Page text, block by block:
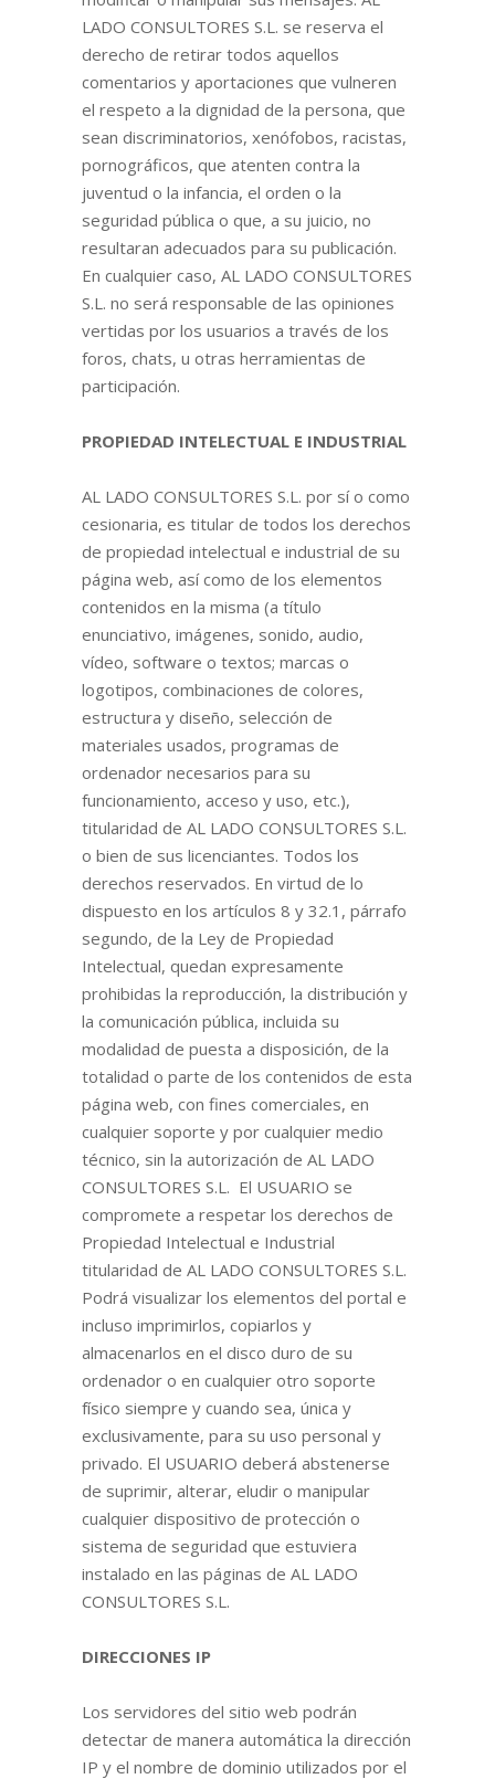
LADO CONSULTORES S.L. se reserva el
derecho de retirar todos aquellos
comentarios y aportaciones que vulneren
el respeto a la dignidad de la persona, que
sean discriminatorios, xenófobos, racistas,
pornográficos, que atenten contra la
juventud o la infancia, el orden o la
seguridad pública o que, a su juicio, no
resultaran adecuados para su publicación.
En cualquier caso, AL LADO CONSULTORES
S.L. no será responsable de las opiniones
vertidas por los usuarios a través de los
foros, chats, u otras herramientas de
participación.
PROPIEDAD INTELECTUAL E INDUSTRIAL
AL LADO CONSULTORES S.L. por sí o como
cesionaria, es titular de todos los derechos
de propiedad intelectual e industrial de su
página web, así como de los elementos
contenidos en la misma (a título
enunciativo, imágenes, sonido, audio,
vídeo, software o textos; marcas o
logotipos, combinaciones de colores,
estructura y diseño, selección de
materiales usados, programas de
ordenador necesarios para su
funcionamiento, acceso y uso, etc.),
titularidad de AL LADO CONSULTORES S.L.
o bien de sus licenciantes. Todos los
derechos reservados. En virtud de lo
dispuesto en los artículos 8 y 32.1, párrafo
segundo, de la Ley de Propiedad
Intelectual, quedan expresamente
prohibidas la reproducción, la distribución y
la comunicación pública, incluida su
modalidad de puesta a disposición, de la
totalidad o parte de los contenidos de esta
página web, con fines comerciales, en
cualquier soporte y por cualquier medio
técnico, sin la autorización de AL LADO
CONSULTORES S.L. El USUARIO se
compromete a respetar los derechos de
Propiedad Intelectual e Industrial
titularidad de AL LADO CONSULTORES S.L.
Podrá visualizar los elementos del portal e
incluso imprimirlos, copiarlos y
almacenarlos en el disco duro de su
ordenador o en cualquier otro soporte
físico siempre y cuando sea, única y
exclusivamente, para su uso personal y
privado. El USUARIO deberá abstenerse
de suprimir, alterar, eludir o manipular
cualquier dispositivo de protección o
sistema de seguridad que estuviera
instalado en las páginas de AL LADO
CONSULTORES S.L.
DIRECCIONES IP
Los servidores del sitio web podrán
detectar de manera automática la dirección
IP y el nombre de dominio utilizados por el